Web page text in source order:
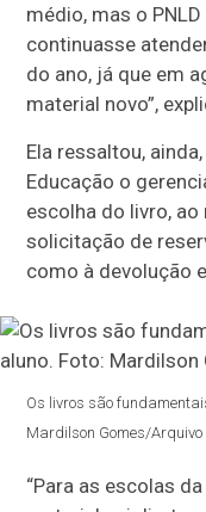
médio, mas o
continuasse
do ano, já que em
material novo”,
Ela ressaltou,
Educação o
escolha do livro,
solicitação de
como à devolução
Os livros são
Mardilson Gomes/Arquivo
“Para as escolas